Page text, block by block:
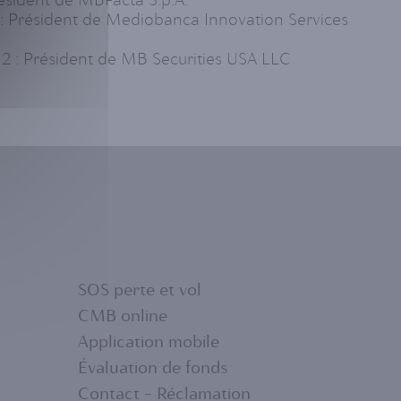
: Président de Mediobanca Innovation Services
: Président de MB Securities USA LLC
FOOTER
SOS perte et vol
CMB online
Application mobile
Évaluation de fonds
Contact - Réclamation